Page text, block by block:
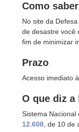
Como saber
No site da
de desastre você
fim de minimizar
Prazo
Acesso imediato
O que diz a
Sistema Nacional
12.608 , de 10 de